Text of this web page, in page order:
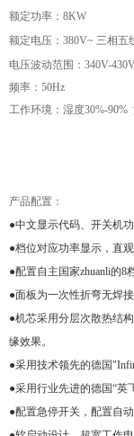
额定功率：8KW
额定电压：380V~ 三相五
电压波动范围：340V-
频率：50Hz
工作环境： 湿度30%-90%
产品配置：
●中文显示代码、开关机
●档位对应功率显示，直观
●配置自主国家zhuanli的8
●面板为一次性折弯无焊接
●机芯采用分层次散热结
缘效果。
●采用技术领先的德国
●采用行业先进的德国“英
●配置急停开关，配置自动